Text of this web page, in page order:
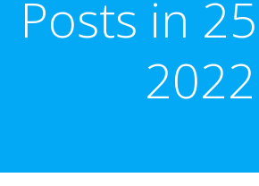
Posts in
2022